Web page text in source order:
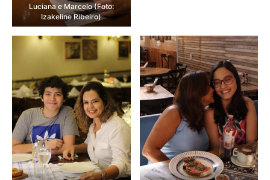
Luciana e Marcelo (Foto:
Izakeline Ribeiro)